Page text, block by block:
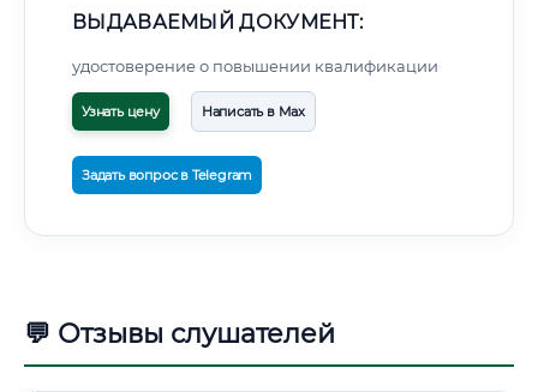
ВЫДАВАЕМЫЙ ДОКУМЕНТ:
удостоверение о повышении квалификации
Узнать цену Написать в Max
Задать вопрос в Telegram
💬 Отзывы слушателей